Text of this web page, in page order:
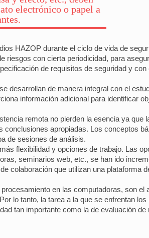
electrónico o papel a
HAZOP durante el ciclo de vida de
riesgos con cierta periodicidad, para
de requisitos de seguridad y con
desarrollan de manera integral con el
información adicional para identificar
remota no pierden la esencia ya que
conclusiones apropiadas. Los conceptos
de sesiones de análisis.
flexibilidad y opciones de trabajo. Las
seminarios web, etc., se han ido
colaboración que utilizan una plataforma
en las computadoras, son el
lo tanto, la tarea a la que se enfrentan
tan importante como la de evaluación